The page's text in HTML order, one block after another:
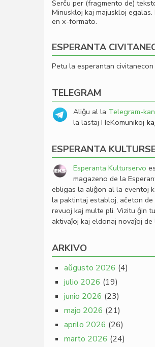
Serĉu per (fragmento de)
Minuskloj kaj majuskloj
en x-formato.
ESPERANTA
Petu la esperantan
TELEGRAM
Aliĝu al la Telegram-
la lastaj HeKomunikoj
ESPERANTA
Esperanta Kulturservo
magazeno de la
ebligas la aliĝon al la eventoj
la paktintaj establoj, aĉeton
revuoj kaj multe pli. Vizitu ĝin
aktivaĵoj kaj eldonaj novaĵoj
ARKIVO
aŭgusto 2026 (4)
julio 2026 (19)
junio 2026 (23)
majo 2026 (21)
aprilo 2026 (26)
marto 2026 (24)